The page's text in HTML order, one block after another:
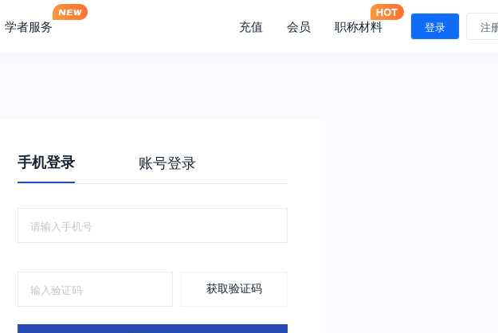
学者服务 充值 会员 职称材料 登录 注
手机登录 账号登录
获取验证码